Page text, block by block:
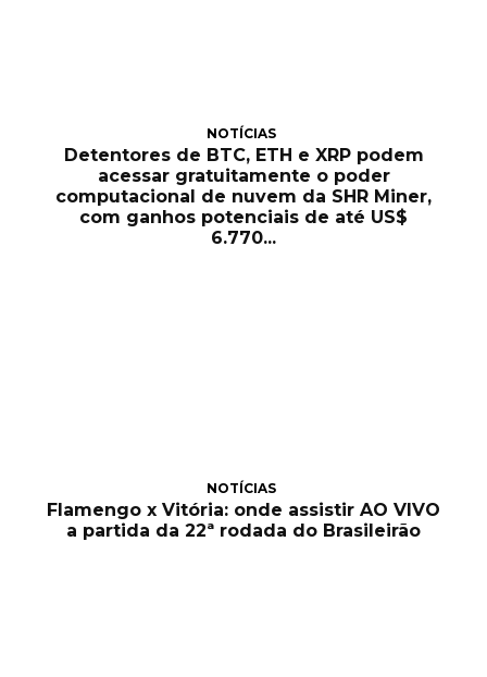
NOTÍCIAS
Detentores de BTC, ETH e XRP podem
acessar gratuitamente o poder
computacional de nuvem da SHR Miner,
com ganhos potenciais de até US$
6.770...
NOTÍCIAS
Flamengo x Vitória: onde assistir AO VIVO
a partida da 22ª rodada do Brasileirão